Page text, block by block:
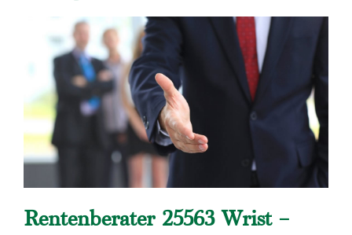
Rentenberater 25563 Wrist –